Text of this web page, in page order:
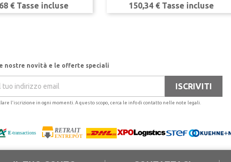
€ Tasse incluse Prezzo
150,34 € Tasse incluse
nostre novità e le offerte speciali
l'iscrizione in ogni momenti. A questo scopo, cerca le info di contatto nelle note legali.